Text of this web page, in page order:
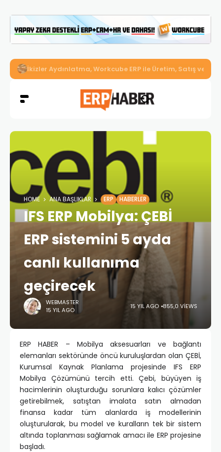
İkizler Aydınlatma, Workcube ERP ile Üretim, Satış ve
HOME ANA BAŞLIKLAR ERP HABERLER
IFS ERP Mobilya: ÇEBİ
ERP sistemini 5 ayda
canlı kullanıma
geçirecek
WEBMASTER
15 YIL AGO
15 YIL AGO 855,0 VIEWS
ERP HABER – Mobilya aksesuarları ve bağlantı
elemanları sektöründe öncü kuruluşlardan olan ÇEBİ,
Kurumsal Kaynak Planlama projesinde IFS ERP
Mobilya Çözümünü tercih etti. Çebi, büyüyen iş
hacimlerinin oluşturduğu sorunlara kalıcı çözümler
getirebilmek, satıştan imalata satın almadan
finansa kadar tüm alanlarda iş modellerinin
oluşturularak, bu model ve kuralların tek bir sistem
altında toplanması sağlamak amacı ile ERP projesine
başladı.